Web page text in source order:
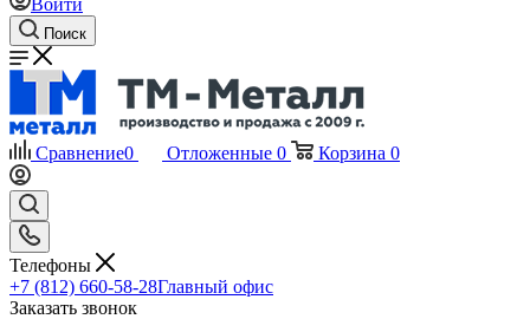
Войти
Поиск
Сравнение0 Отложенные 0 Корзина 0
Телефоны
+7 (812) 660-58-28Главный офис
Заказать звонок